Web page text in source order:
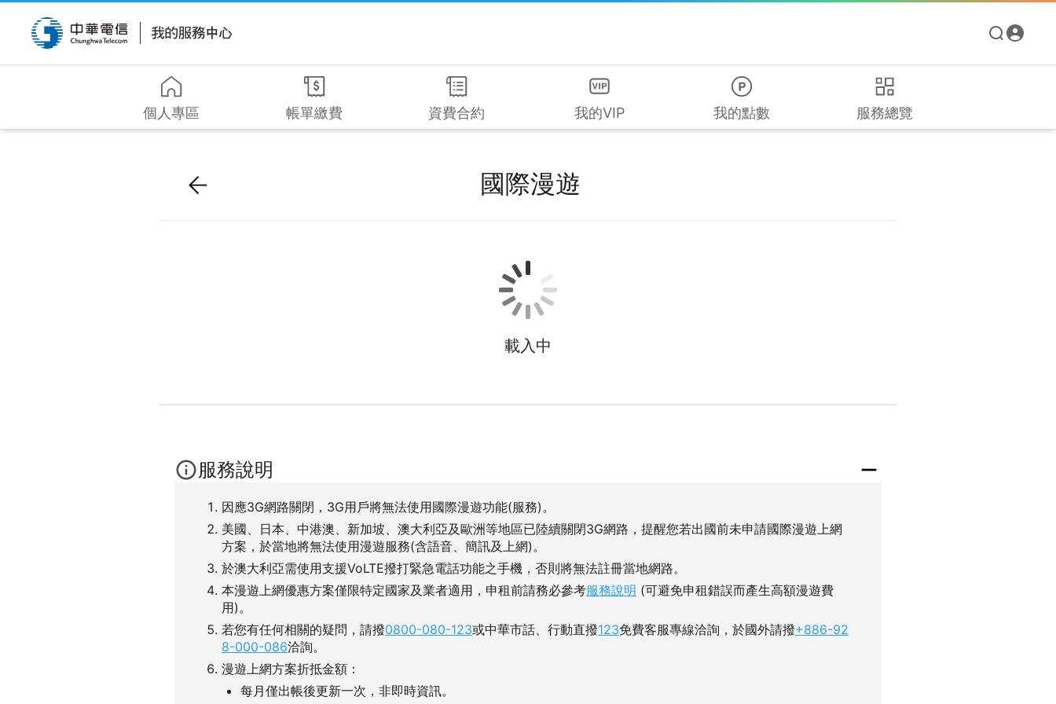
個人專區 帳單繳費 資費合約 我的VIP 我的點數 服務總覽
國際漫遊
載入中
服務說明
因應3G網路關閉，3G用戶將無法使用國際漫遊功能(服務)。
美國、日本、中港澳、新加坡、澳大利亞及歐洲等地區已陸續關閉3G網路，提醒您若出國前未申請國際漫遊上網
方案，於當地將無法使用漫遊服務(含語音、簡訊及上網)。
於澳大利亞需使用支援VoLTE撥打緊急電話功能之手機，否則將無法註冊當地網路。
本漫遊上網優惠方案僅限特定國家及業者適用，申租前請務必參考服務說明 (可避免申租錯誤而產生高額漫遊費
用)。
若您有任何相關的疑問，請撥0800-080-123或中華市話、行動直撥123免費客服專線洽詢，於國外請撥+886-92
8-000-086洽詢。
漫遊上網方案折抵金額：
每月僅出帳後更新一次，非即時資訊。